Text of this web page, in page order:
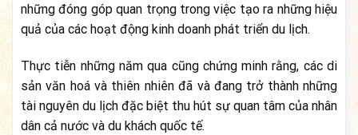
những đóng góp quan trọng trong việc tạo ra những hiệu
quả của các hoạt động kinh doanh phát triển du lịch.
Thực tiễn những năm qua cũng chứng minh rằng, các di
sản văn hoá và thiên nhiên đã và đang trở thành những
tài nguyên du lịch đặc biệt thu hút sự quan tâm của nhân
dân cả nư­ớc và du khách quốc tế.